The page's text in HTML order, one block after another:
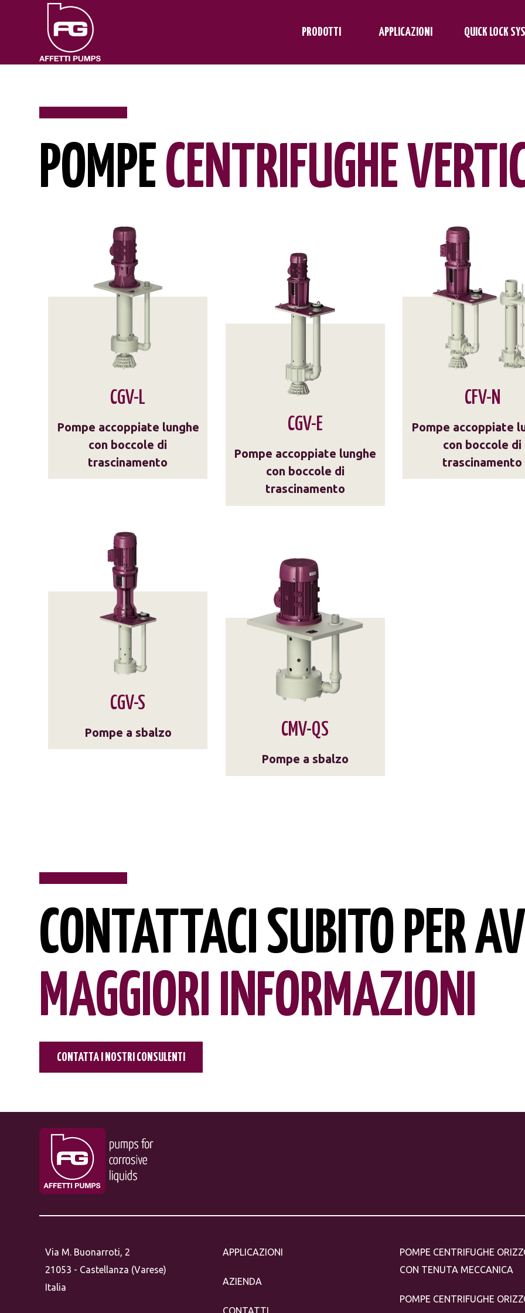
PRODOTTI APPLICAZIONI QUICK LOCK
POMPECENTRIFUGHE
CGV-L
Pompe accoppiate lunghe
con boccole di
trascinamento
CGV-E
Pompe accoppiate lunghe
con boccole di
trascinamento
CFV-N
Pompe accoppiate
con boccole di
trascinamento
CGV-S
Pompe a sbalzo CMV-QS
Pompe a sbalzo
CONTATTACI SUBITO PER
MAGGIORI INFORMAZIONI
CONTATTA I NOSTRI CONSULENTI
Via M. Buonarroti, 2
21053 - Castellanza (Varese)
Italia
APPLICAZIONI
AZIENDA
CONTATTI
POMPE CENTRIFUGHE
CON TENUTA MECCANICA
POMPE CENTRIFUGHE